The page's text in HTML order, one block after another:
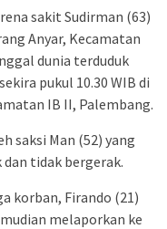
sakit Sudirman (63)
Anyar, Kecamatan
dunia terduduk
pukul 10.30 WIB di
IB II, Palembang.
saksi Man (52) yang
tidak bergerak.
korban, Firando (21)
melaporkan ke